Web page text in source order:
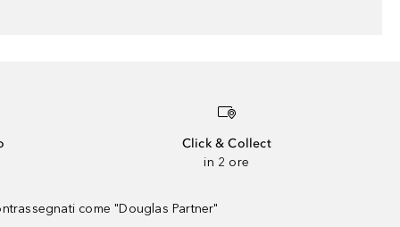
Click & Collect
in 2 ore
come "Douglas Partner"